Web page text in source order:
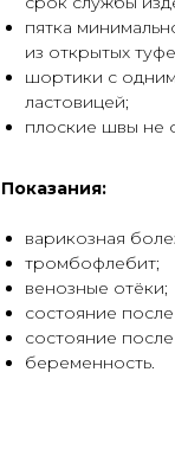
пятка
из открытых
шортики с
ластовицей;
плоские швы не
Показания:
варикозная
тромбофлебит;
венозные отёки;
состояние
состояние
беременность.